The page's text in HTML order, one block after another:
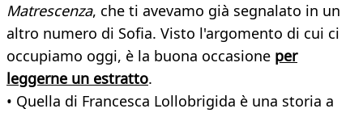
Matrescenza, che ti avevamo già segnalato in un
altro numero di Sofia. Visto l'argomento di cui ci
occupiamo oggi, è la buona occasione per
leggerne un estratto.
• Quella di Francesca Lollobrigida è una storia a